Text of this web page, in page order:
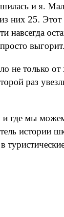
и я.
них 25. Этот
навсегда
выгорит.
не только
раз
и где мы
истории